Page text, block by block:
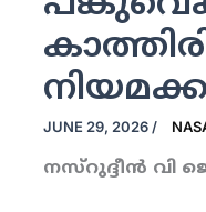
JUNE 29, 2026 /
നസ്‌റുദ്ദീന്‍ വി